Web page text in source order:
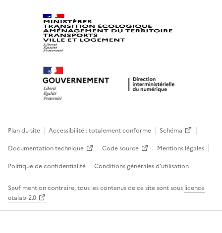
Plan du site Accessibilité : totalement conforme
Schéma
Documentation technique
Code source
Mentions légales
Politique de confidentialité
Conditions générales d’utilisation
Sauf mention contraire, tous les contenus de ce site sont sous licence
etalab-2.0